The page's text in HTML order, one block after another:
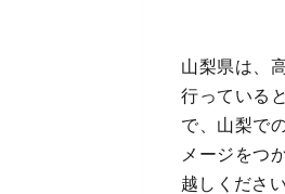
山梨県は、
行っている
で、山梨で
メージをつ
越しください